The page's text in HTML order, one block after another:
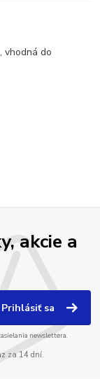
vhodná do
akcie a
Prihlásiť sa
newslettera.
za 14 dní.